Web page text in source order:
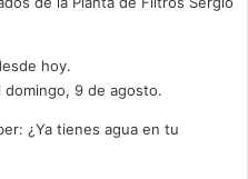
hoy.
9 de agosto.
¿Ya tienes agua en tu